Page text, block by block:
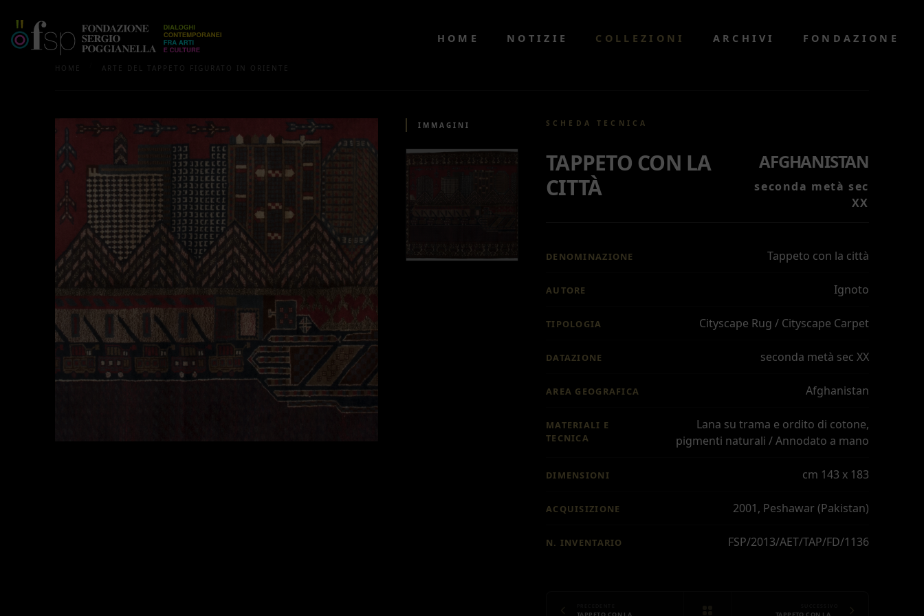
HOME NOTIZIE COLLEZIONI ARCHIVI FONDAZIONE
HOME ARTE DEL TAPPETO FIGURATO IN ORIENTE
IMMAGINI SCHEDA TECNICA
TAPPETO CON LA
CITTÀ
AFGHANISTAN
seconda metà sec
XX
DENOMINAZIONE Tappeto con la città
AUTORE Ignoto
TIPOLOGIA Cityscape Rug / Cityscape Carpet
DATAZIONE seconda metà sec XX
AREA GEOGRAFICA Afghanistan
MATERIALI E
TECNICA
Lana su trama e ordito di cotone,
pigmenti naturali / Annodato a mano
DIMENSIONI cm 143 x 183
ACQUISIZIONE 2001, Peshawar (Pakistan)
N. INVENTARIO FSP/2013/AET/TAP/FD/1136
TAPPETO CON LA … TAPPETO CON LA …